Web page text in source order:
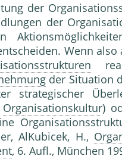
der
der
Wenn
der Situation
strategischer
Organisationskultur)
AlKubicek, H.,
, 6. Aufl., München